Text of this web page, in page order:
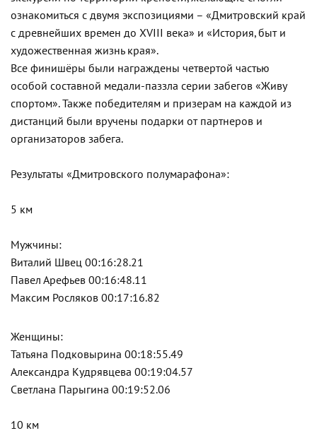
ознакомиться с двумя экспозициями – «Дмитровский край
с древнейших времен до XVIII века» и «История, быт и
художественная жизнь края».
Все финишёры были награждены четвертой частью
особой составной медали-паззла серии забегов «Живу
спортом». Также победителям и призерам на каждой из
дистанций были вручены подарки от партнеров и
организаторов забега.
Результаты «Дмитровского полумарафона»:
5 км
Мужчины:
Виталий Швец 00:16:28.21
Павел Арефьев 00:16:48.11
Максим Росляков 00:17:16.82
Женщины:
Татьяна Подковырина 00:18:55.49
Александра Кудрявцева 00:19:04.57
Светлана Парыгина 00:19:52.06
10 км